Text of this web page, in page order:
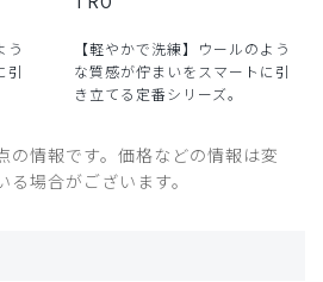
う
引
【軽やかで洗練】ウールのよう
な質感が佇まいをスマートに引
き立てる定番シリーズ。
情報です。価格などの情報は変
る場合がございます。